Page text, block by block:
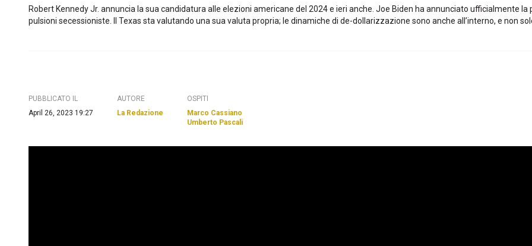
Robert Kennedy Jr. annuncia la sua candidatura alle elezioni americane del 2024 e ieri anche. Joe Biden ha annunciato ufficialmente
pulsioni secessioniste. Il Texas sta valutando una sua valuta propria; le dinamiche di de-dollarizzazione sono anche all’interno, e non
PUBBLICATO IL
April 26, 2023 19:27
AUTORE
La Redazione
OSPITI
Marco Cassiano
Umberto Pascali